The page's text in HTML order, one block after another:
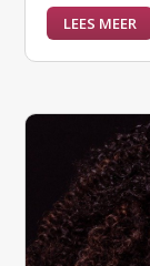
LEES MEER